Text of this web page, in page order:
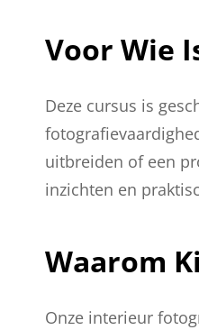
Voor Wie
Deze cursus is
uitbreiden of een
inzichten en
Waarom
Onze interieur